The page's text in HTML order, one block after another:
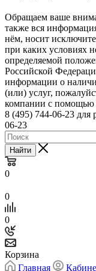
Обращаем ваше
также вся
нём, носит
при каких условиях
определяемой
Российской
информации о
(или) услуг,
компании с помощью
8 (495) 744-06-23 для
06-23
Найти
0
0
0
Корзина
Главная